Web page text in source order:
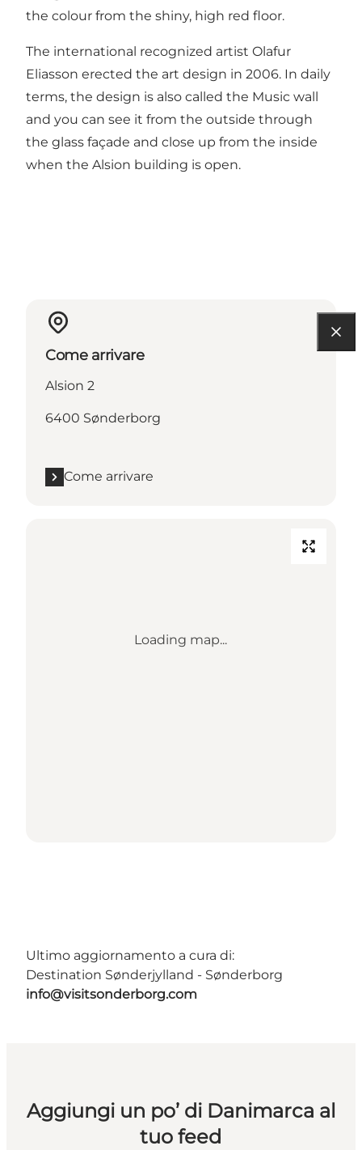
the colour from the shiny, high red floor.
The international recognized artist Olafur
Eliasson erected the art design in 2006. In daily
terms, the design is also called the Music wall
and you can see it from the outside through
the glass façade and close up from the inside
when the Alsion building is open.
Come arrivare
Alsion 2
6400 Sønderborg
Come arrivare
Loading map...
Ultimo aggiornamento a cura di:
Destination Sønderjylland - Sønderborg
info@visitsonderborg.com
Aggiungi un po’ di Danimarca al
tuo feed